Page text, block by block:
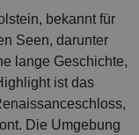
bekannt für
Seen, darunter
lange Geschichte,
ist das
Die Umgebung